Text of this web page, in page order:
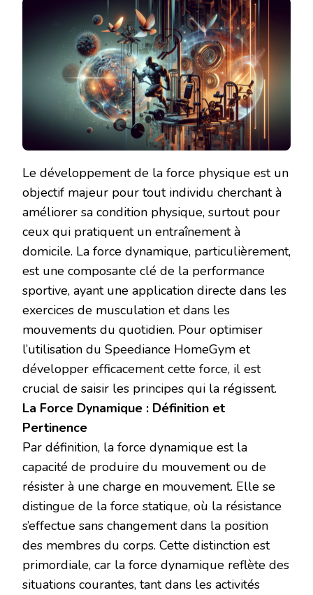
Le développement de la force physique est un
objectif majeur pour tout individu cherchant à
améliorer sa condition physique, surtout pour
ceux qui pratiquent un entraînement à
domicile. La force dynamique, particulièrement,
est une composante clé de la performance
sportive, ayant une application directe dans les
exercices de musculation et dans les
mouvements du quotidien. Pour optimiser
l’utilisation du Speediance HomeGym et
développer efficacement cette force, il est
crucial de saisir les principes qui la régissent.
La Force Dynamique : Définition et
Pertinence
Par définition, la force dynamique est la
capacité de produire du mouvement ou de
résister à une charge en mouvement. Elle se
distingue de la force statique, où la résistance
s’effectue sans changement dans la position
des membres du corps. Cette distinction est
primordiale, car la force dynamique reflète des
situations courantes, tant dans les activités